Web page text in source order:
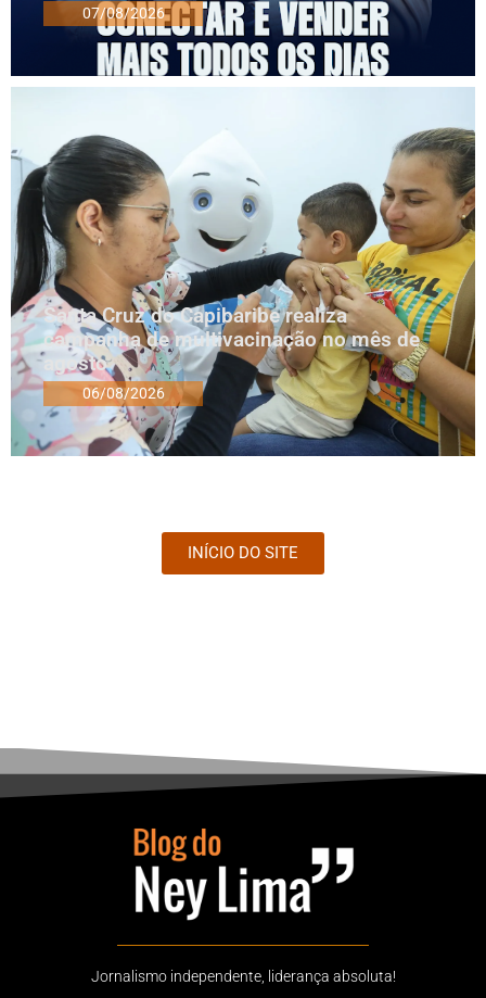
07/08/2026
Santa Cruz do Capibaribe realiza
campanha de multivacinação no mês de
agosto
06/08/2026
INÍCIO DO SITE
Jornalismo independente, liderança absoluta!